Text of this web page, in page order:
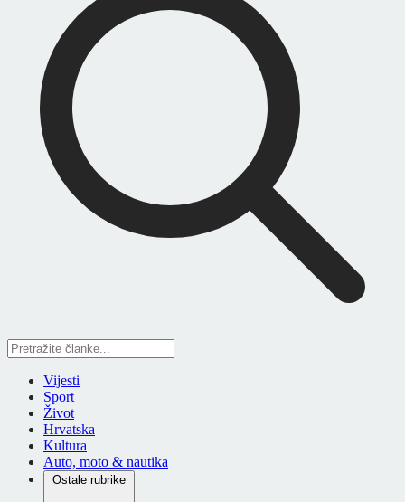
Vijesti
Sport
Život
Hrvatska
Kultura
Auto, moto & nautika
Ostale rubrike